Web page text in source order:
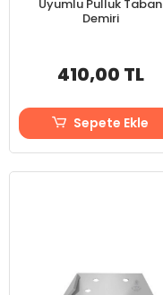
Uyumlu Pulluk Taban
Demiri
410,00 TL
Sepete Ekle